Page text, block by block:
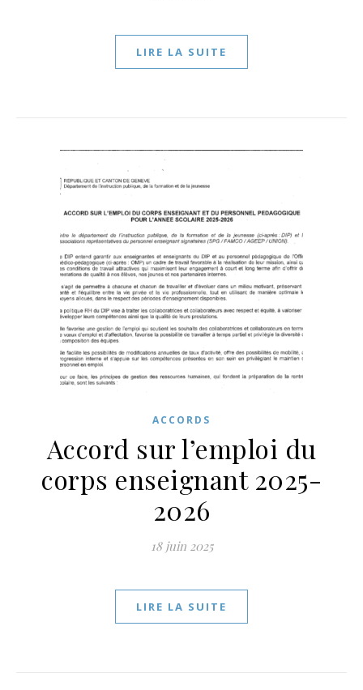
LIRE LA SUITE
ACCORDS
Accord sur l’emploi du
corps enseignant 2025-
2026
18 juin 2025
LIRE LA SUITE